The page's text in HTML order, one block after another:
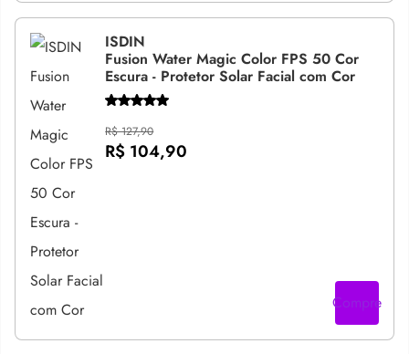
ISDIN
Fusion Water Magic Color FPS 50 Cor
Escura - Protetor Solar Facial com Cor
R$ 127,90
R$ 104,90
Compre